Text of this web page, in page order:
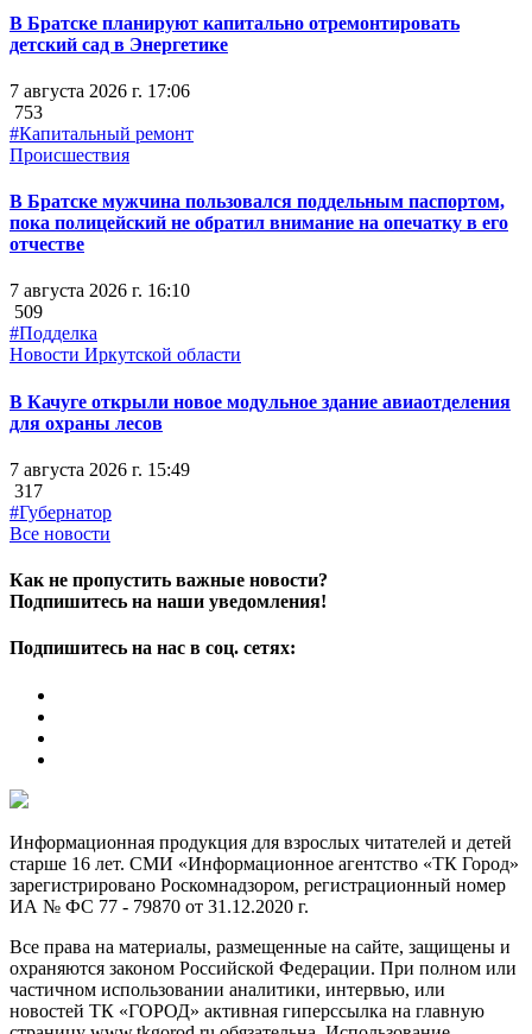
В Братске планируют капитально отремонтировать
детский сад в Энергетике
7 августа 2026 г. 17:06
753
#Капитальный ремонт
Происшествия
В Братске мужчина пользовался поддельным паспортом,
пока полицейский не обратил внимание на опечатку в его
отчестве
7 августа 2026 г. 16:10
509
#Подделка
Новости Иркутской области
В Качуге открыли новое модульное здание авиаотделения
для охраны лесов
7 августа 2026 г. 15:49
317
#Губернатор
Все новости
Как не пропустить важные новости?
Подпишитесь на наши уведомления!
Подпишитесь на нас в соц. сетях:
Информационная продукция для взрослых читателей и детей
старше 16 лет. СМИ «Информационное агентство «ТК Город»
зарегистрировано Роскомнадзором, регистрационный номер
ИА № ФС 77 - 79870 от 31.12.2020 г.
Все права на материалы, размещенные на сайте, защищены и
охраняются законом Российской Федерации. При полном или
частичном использовании аналитики, интервью, или
новостей ТК «ГОРОД» активная гиперссылка на главную